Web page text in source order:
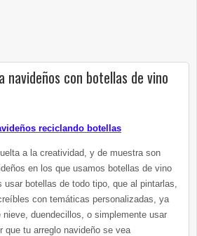
navideños con botellas de vino
reciclando botellas
a la creatividad, y de muestra son
en los que usamos botellas de vino
usar botellas de todo tipo, que al pintarlas,
con temáticas personalizadas, ya
duendecillos, o simplemente usar
que tu arreglo navideño se vea